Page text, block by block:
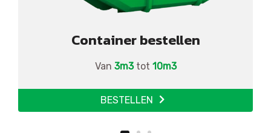
Container bestellen
Van 3m3 tot 10m3
BESTELLEN